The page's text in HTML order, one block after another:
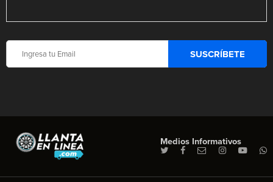
Medios Informativos